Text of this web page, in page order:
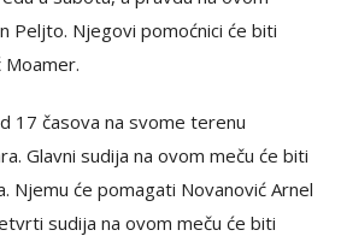
Peljto. Njegovi pomoćnici će biti
Moamer.
17 časova na svome terenu
Glavni sudija na ovom meču će biti
Njemu će pomagati Novanović Arnel
sudija na ovom meču će biti